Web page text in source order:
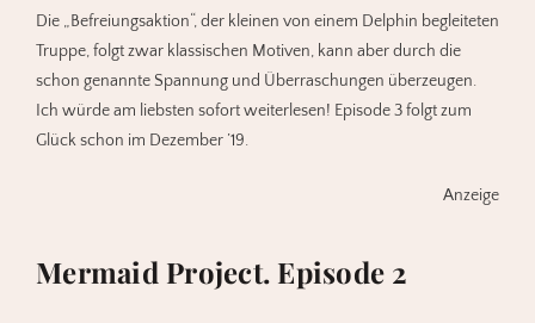
Die „Befreiungsaktion“, der kleinen von einem Delphin begleiteten
Truppe, folgt zwar klassischen Motiven, kann aber durch die
schon genannte Spannung und Überraschungen überzeugen.
Ich würde am liebsten sofort weiterlesen! Episode 3 folgt zum
Glück schon im Dezember ’19.
Anzeige
Mermaid Project. Episode 2